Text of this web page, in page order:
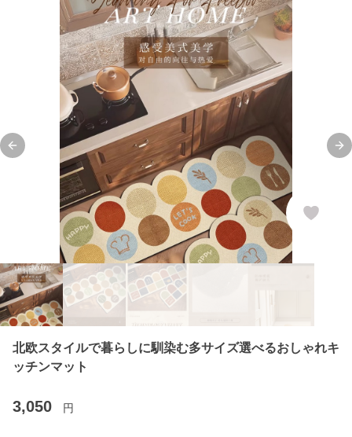
Previous slide
北欧スタイルで暮らしに馴染む多サイズ選べるおしゃれキ
ッチンマット
3,050 円